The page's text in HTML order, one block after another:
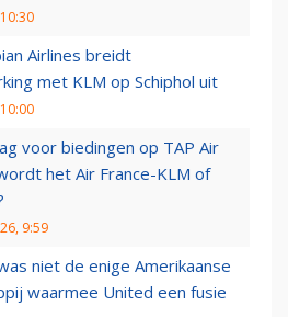
Airlines breidt
met KLM op Schiphol uit
voor biedingen op TAP Air
het Air France-KLM of
9:59
niet de enige Amerikaanse
waarmee United een fusie